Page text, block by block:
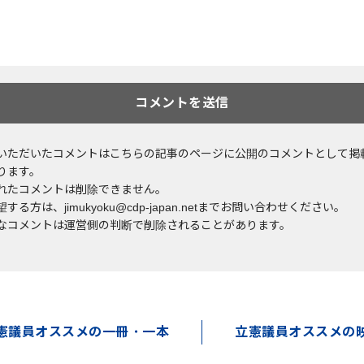
だいたコメントはこちらの記事のページに公開のコメントとして掲
ます。
コメントは削除できません。
する方は、jimukyoku@cdp-japan.netまでお問い合わせください。
メントは運営側の判断で削除されることがあります。
議員オススメの一冊・一本 立憲議員オススメの